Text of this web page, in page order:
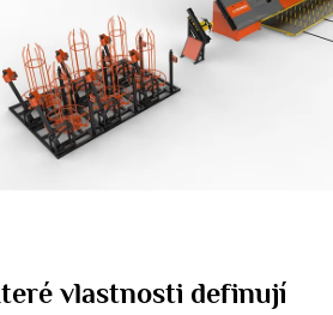
vlastnosti definují